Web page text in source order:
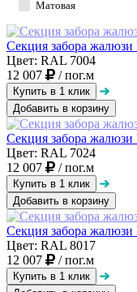
Матовая
Секция забора
Цвет: RAL 7004
12 007
/ пог.м
Добавить в корзину
Секция забора
Цвет: RAL 7024
12 007
/ пог.м
Добавить в корзину
Секция забора
Цвет: RAL 8017
12 007
/ пог.м